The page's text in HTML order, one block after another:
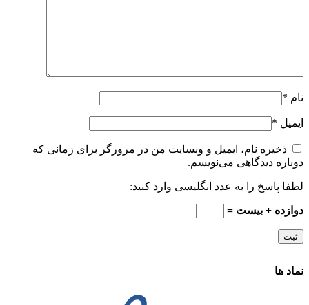
نام *
ایمیل *
ذخیره نام، ایمیل و وبسایت من در مرورگر برای زمانی که
دوباره دیدگاهی می‌نویسم.
لطفا پاسخ را به عدد انگلیسی وارد کنید:
دوازده + بیست =
نماد ها